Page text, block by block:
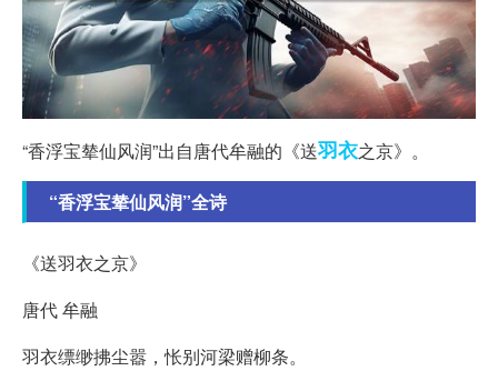
“香浮宝辇仙风润”出自唐代牟融的《送羽衣之京》。
“香浮宝辇仙风润”全诗
《送羽衣之京》
唐代 牟融
羽衣缥缈拂尘嚣，怅别河梁赠柳条。